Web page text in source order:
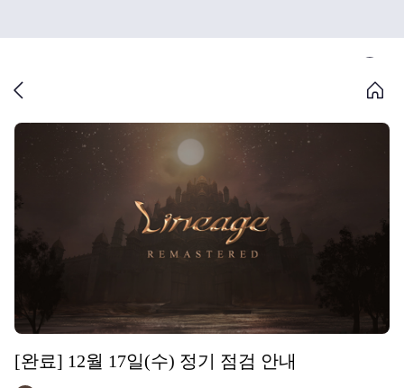
[완료] 12월 17일(수) 정기 점검 안내